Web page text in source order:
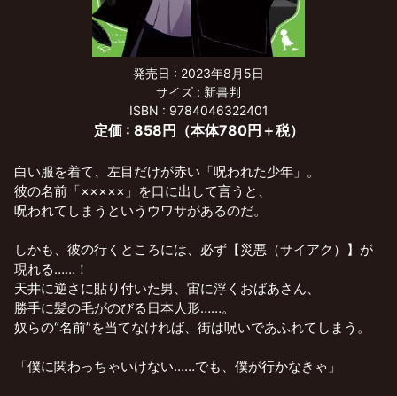
発売日 : 2023年8月5日
サイズ : 新書判
ISBN : 9784046322401
定価 : 858円（本体780円＋税）
白い服を着て、左目だけが赤い「呪われた少年」。
彼の名前「×××××」を口に出して言うと、
呪われてしまうというウワサがあるのだ。
しかも、彼の行くところには、必ず【災悪（サイアク）】が
現れる……！
天井に逆さに貼り付いた男、宙に浮くおばあさん、
勝手に髪の毛がのびる日本人形……。
奴らの“名前”を当てなければ、街は呪いであふれてしまう。
「僕に関わっちゃいけない……でも、僕が行かなきゃ」